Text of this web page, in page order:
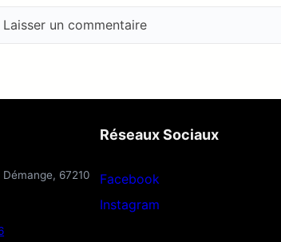
Démange, 67210
Réseaux Sociaux
Facebook
Instagram